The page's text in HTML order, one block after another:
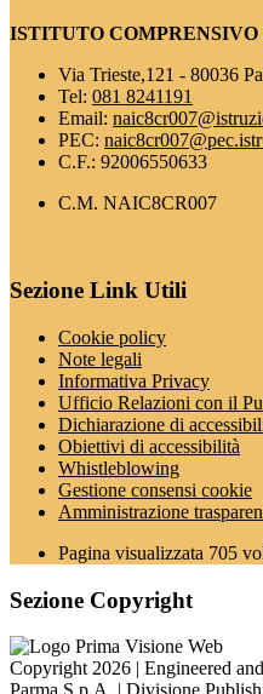
ISTITUTO COMPRENSIVO
Via Trieste,121 - 80036
Tel: 081 8241191
Email:
PEC:
C.F.: 92006550633
C.M. NAIC8CR007
Sezione Link Utili
Cookie policy
Note legali
Informativa Privacy
Ufficio Relazioni con il
Dichiarazione di
Obiettivi di accessibilità
Whistleblowing
Gestione consensi cookie
Amministrazione
Pagina visualizzata 705
Sezione Copyright
Copyright 2026 | Engineered